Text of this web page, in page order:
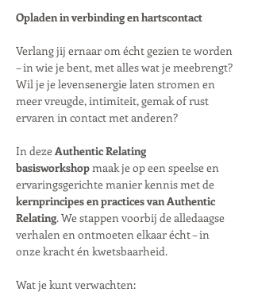
Opladen in verbinding en hartscontact
Verlang jij ernaar om écht gezien te worden
– in wie je bent, met alles wat je meebrengt?
Wil je je levensenergie laten stromen en
meer vreugde, intimiteit, gemak of rust
ervaren in contact met anderen?
In deze Authentic Relating
basisworkshop maak je op een speelse en
ervaringsgerichte manier kennis met de
kernprincipes en practices van Authentic
Relating. We stappen voorbij de alledaagse
verhalen en ontmoeten elkaar écht – in
onze kracht én kwetsbaarheid.
Wat je kunt verwachten: